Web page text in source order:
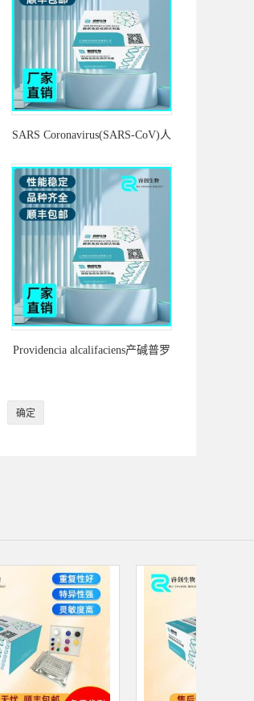
SARS Coronavirus(SARS-CoV)人
RT-PCR试剂盒
Providencia alcalifaciens产碱普罗